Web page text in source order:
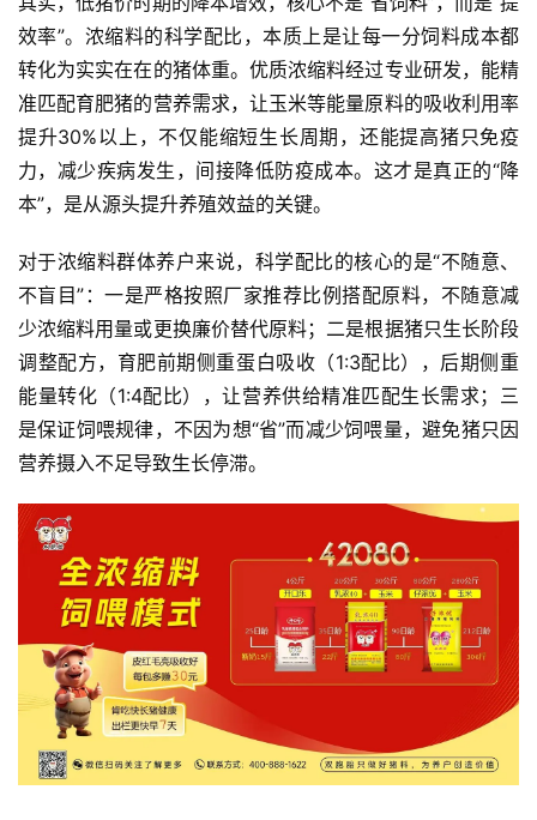
资
讯
新
闻
分
报
告
数
据
图
表
价
效率”。浓缩料的科学配比，本质上是让每一分饲料成本都
转化为实实在在的猪体重。优质浓缩料经过专业研发，能精
准匹配育肥猪的营养需求，让玉米等能量原料的吸收利用率
提升30%以上，不仅能缩短生长周期，还能提高猪只免疫
力，减少疾病发生，间接降低防疫成本。这才是真正的“降
本”，是从源头提升养殖效益的关键。
对于浓缩料群体养户来说，科学配比的核心的是“不随意、
不盲目”：一是严格按照厂家推荐比例搭配原料，不随意减
少浓缩料用量或更换廉价替代原料；二是根据猪只生长阶段
调整配方，育肥前期侧重蛋白吸收（1:3配比），后期侧重
能量转化（1:4配比），让营养供给精准匹配生长需求；三
是保证饲喂规律，不因为想“省”而减少饲喂量，避免猪只因
营养摄入不足导致生长停滞。